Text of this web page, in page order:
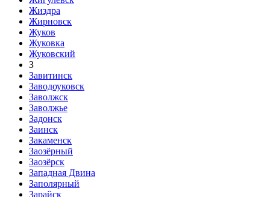
Жиздра
Жирновск
Жуков
Жуковка
Жуковский
З
Завитинск
Заводоуковск
Заволжск
Заволжье
Задонск
Заинск
Закаменск
Заозёрный
Заозёрск
Западная Двина
Заполярный
Зарайск